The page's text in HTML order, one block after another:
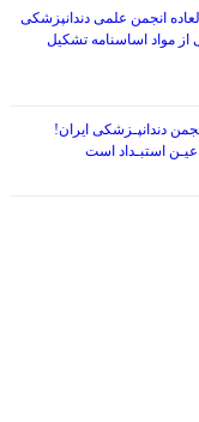
انجمن علمی دندانپزشکی
اصلاح برخی از مواد اساسنامه تشکیل
دندانپـزشکی ایران!
استبـداد است